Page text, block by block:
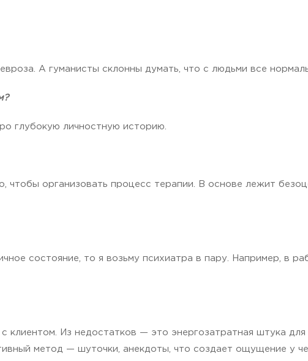
А гуманисты склонны думать, что с людьми все
глубокую личностную историю.
чтобы организовать процесс терапии. В основе лежит
состояние, то я возьму психиатра в пару. Например, в
клиентом. Из недостатков — это энергозатратная штука
метод — шуточки, анекдоты, что создает ощущение у